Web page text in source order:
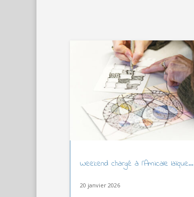
Weekend chargé à l’Amicale laïque…
20 janvier 2026